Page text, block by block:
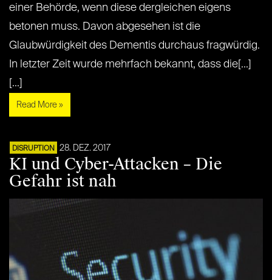
einer Behörde, wenn diese dergleichen eigens
betonen muss. Davon abgesehen ist die
Glaubwürdigkeit des Dementis durchaus fragwürdig.
In letzter Zeit wurde mehrfach bekannt, dass die[...]
[...]
Read More »
DISRUPTION 28. DEZ. 2017
KI und Cyber-Attacken – Die
Gefahr ist nah